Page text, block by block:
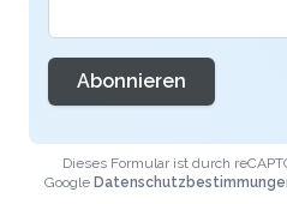
Abonnieren
Dieses Formular ist durch
Google